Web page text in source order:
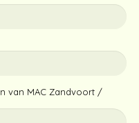
van MAC Zandvoort /